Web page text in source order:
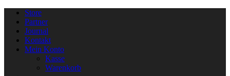
Store
Partner
Journal
Kontakt
Mein Konto
Kasse
Warenkorb